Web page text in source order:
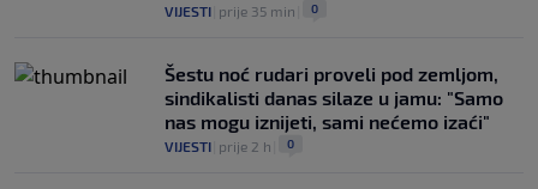
VIJESTI prije 35 min 0
Šestu noć rudari proveli pod zemljom,
sindikalisti danas silaze u jamu: "Samo
nas mogu iznijeti, sami nećemo izaći"
VIJESTI prije 2 h 0